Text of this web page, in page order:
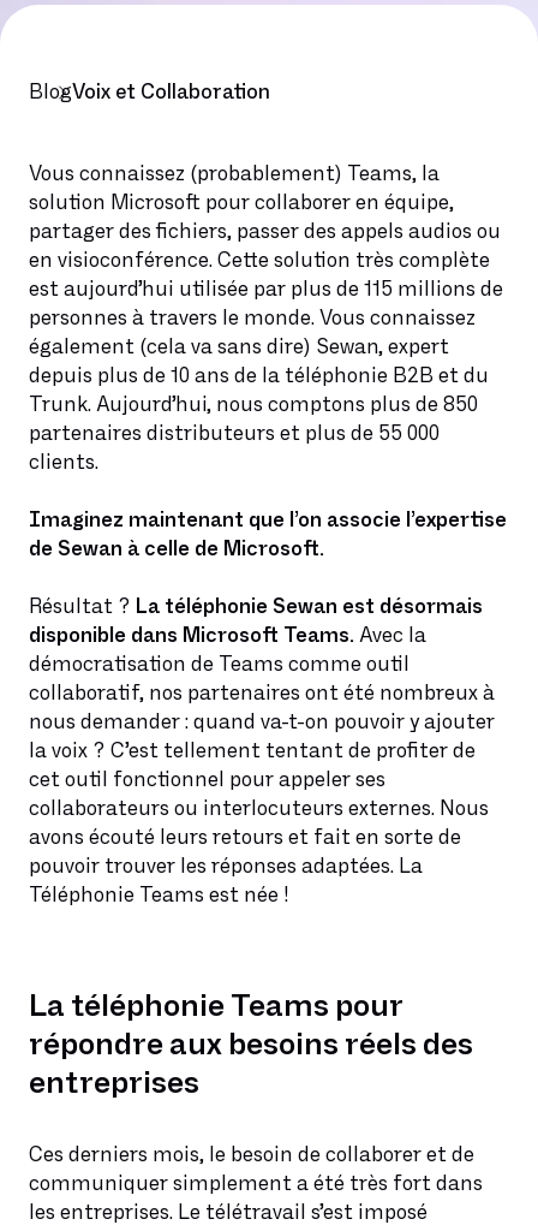
BlogVoix et Collaboration
Vous connaissez (probablement) Teams, la
solution Microsoft pour collaborer en équipe,
partager des fichiers, passer des appels audios ou
en visioconférence. Cette solution très complète
est aujourd’hui utilisée par plus de 115 millions de
personnes à travers le monde. Vous connaissez
également (cela va sans dire) Sewan, expert
depuis plus de 10 ans de la téléphonie B2B et du
Trunk. Aujourd’hui, nous comptons plus de 850
partenaires distributeurs et plus de 55 000
clients.
Imaginez maintenant que l’on associe l’expertise
de Sewan à celle de Microsoft.
Résultat ? La téléphonie Sewan est désormais
disponible dans Microsoft Teams. Avec la
démocratisation de Teams comme outil
collaboratif, nos partenaires ont été nombreux à
nous demander : quand va-t-on pouvoir y ajouter
la voix ? C’est tellement tentant de profiter de
cet outil fonctionnel pour appeler ses
collaborateurs ou interlocuteurs externes. Nous
avons écouté leurs retours et fait en sorte de
pouvoir trouver les réponses adaptées. La
Téléphonie Teams est née !
La téléphonie Teams pour
répondre aux besoins réels des
entreprises
Ces derniers mois, le besoin de collaborer et de
communiquer simplement a été très fort dans
les entreprises. Le télétravail s’est imposé